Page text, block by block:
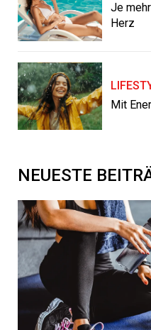
Je
Herz
Mit
NEUESTE